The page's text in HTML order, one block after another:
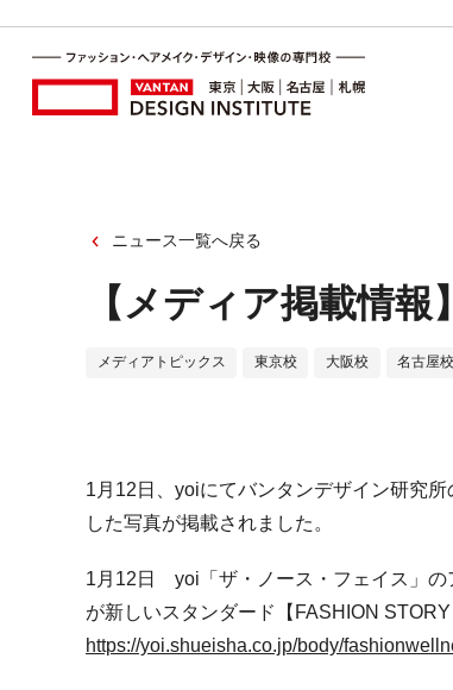
ニュース一覧へ戻る
【メディア掲載情報
メディアトピックス 東京校 大阪校 名古屋校
1月12日、yoiにてバンタンデザイン研究
した写真が掲載されました。
1月12日 yoi「ザ・ノース・フェイス」の
が新しいスタンダード【FASHION STORY
https://yoi.shueisha.co.jp/body/